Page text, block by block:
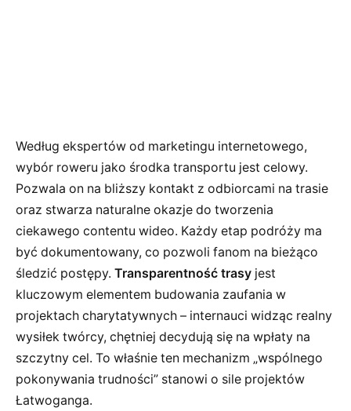
Według ekspertów od marketingu internetowego,
wybór roweru jako środka transportu jest celowy.
Pozwala on na bliższy kontakt z odbiorcami na trasie
oraz stwarza naturalne okazje do tworzenia
ciekawego contentu wideo. Każdy etap podróży ma
być dokumentowany, co pozwoli fanom na bieżąco
śledzić postępy. Transparentność trasy jest
kluczowym elementem budowania zaufania w
projektach charytatywnych – internauci widząc realny
wysiłek twórcy, chętniej decydują się na wpłaty na
szczytny cel. To właśnie ten mechanizm „wspólnego
pokonywania trudności” stanowi o sile projektów
Łatwoganga.